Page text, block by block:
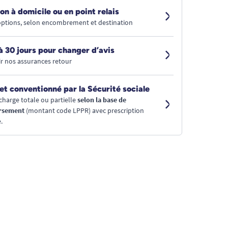
à domicile ou en point relais
selon encombrement et destination
30 jours pour changer d’avis
nos assurances retour
conventionné par la Sécurité sociale
totale ou partielleselon la base de
(montant code LPPR) avec prescription